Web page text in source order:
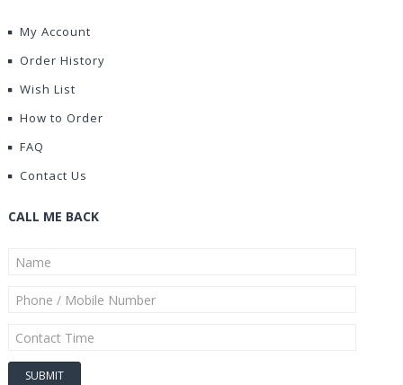
My Account
Order History
Wish List
How to Order
FAQ
Contact Us
CALL ME BACK